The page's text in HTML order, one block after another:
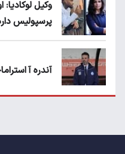
وکیل
پرسپولیس
آندره آ
حسن روی